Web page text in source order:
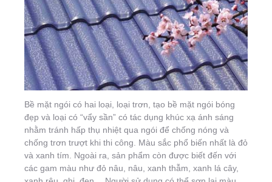
Bề mặt ngói có hai loại, loại trơn, tạo bề mặt ngói bóng
đẹp và loại có “vẩy sần” có tác dụng khúc xạ ánh sáng
nhằm tránh hấp thụ nhiệt qua ngói để chống nóng và
chống trơn trượt khi thi công. Màu sắc phổ biến nhất là đỏ
và xanh tím. Ngoài ra, sản phẩm còn được biết đến với
các gam màu như đỏ nâu, nâu, xanh thẫm, xanh lá cây,